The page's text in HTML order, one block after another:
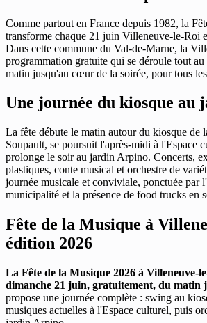
Comme partout en France depuis 1982, la
transforme chaque 21 juin Villeneuve-le-Roi
Dans cette commune du Val-de-Marne, la
programmation gratuite qui se déroule tout
matin jusqu'au cœur de la soirée, pour tous
Une journée du kiosque au
La fête débute le matin autour du kiosque de
Soupault, se poursuit l'après-midi à l'Espace
prolonge le soir au jardin Arpino. Concerts,
plastiques, conte musical et orchestre de
journée musicale et conviviale, ponctuée par
municipalité et la présence de food trucks en
Fête de la Musique à
édition 2026
La Fête de la Musique 2026 à Villeneuve-
dimanche 21 juin, gratuitement, du matin
propose une journée complète : swing au
musiques actuelles à l'Espace culturel, puis